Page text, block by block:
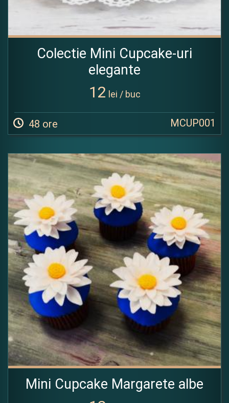
Colectie Mini Cupcake-uri
elegante
12 lei / buc
48 ore MCUP001
Mini Cupcake Margarete albe